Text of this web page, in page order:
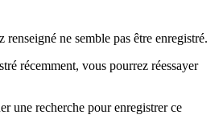
ne semble pas être enregistré.
récemment, vous pourrez réessayer
une recherche pour enregistrer ce